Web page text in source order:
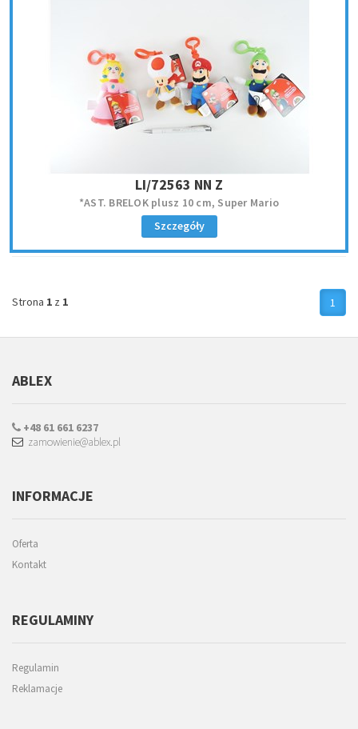
LI/72563 NN Z
*AST. BRELOK plusz 10 cm, Super Mario
Szczegóły
Strona 1 z 1 1
ABLEX
+48 61 661 6237
zamowienie@ablex.pl
INFORMACJE
Oferta
Kontakt
REGULAMINY
Regulamin
Reklamacje